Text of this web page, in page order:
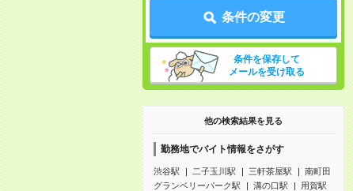
条件の変更
条件を保存して
メールを受け取る
他の検索結果を見る
勤務地でバイト情報をさがす
渋谷駅 二子玉川駅 三軒茶屋駅
南町田
グランベリーパーク駅
溝の口駅
用賀駅